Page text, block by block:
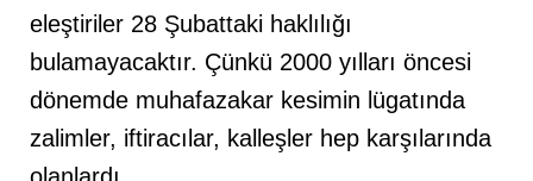
eleştiriler 28 Şubattaki haklılığı
bulamayacaktır. Çünkü 2000 yılları öncesi
dönemde muhafazakar kesimin lügatında
zalimler, iftiracılar, kalleşler hep karşılarında